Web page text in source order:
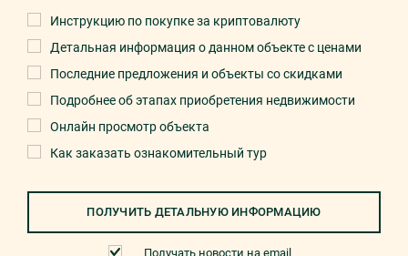
Инструкцию по покупке за криптовалюту
Детальная информация о данном объекте с ценами
Последние предложения и объекты со скидками
Подробнее об этапах приобретения недвижимости
Онлайн просмотр объекта
Как заказать ознакомительный тур
ПОЛУЧИТЬ ДЕТАЛЬНУЮ ИНФОРМАЦИЮ
Получать новости на email